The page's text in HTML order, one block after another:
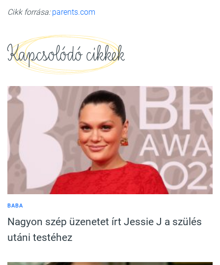
Cikk forrása: parents.com
Kapcsolódó cikkek
BABA
Nagyon szép üzenetet írt Jessie J a szülés
utáni testéhez